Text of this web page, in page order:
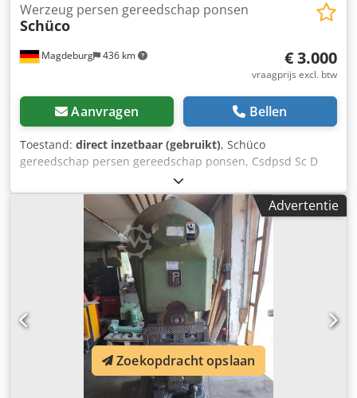
Magdeburg 436 km
Werzeug persen gereedschap ponsen
Schüco
€ 3.000
vraagprijs excl. btw
Aanvragen Bellen
Toestand: direct inzetbaar (gebruikt), Schüco
gereedschap persen gereedschap ponsen, Csdpsd Sc D
Ssfx Anksrf Artikelnr. 293900, 290146-02, 299259, 290146,
293338, 293902, 296198, 299905, 296168, 293901, 280162,
296548, 293354, 287568, 290146-02, 296170, 296159,
297755, 293807, 296199, 299372, 293899, 282028-04,
283072-02, 280222-05 en 5pc. Zonder nummer
Advertentie
Zoekopdracht opslaan